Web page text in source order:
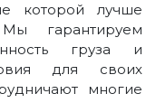
которой лучше
гарантируем
груза и
для своих
многие